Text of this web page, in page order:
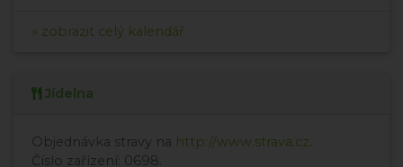
» zobrazit celý kalendář
Jídelna
Objednávka stravy na http://www.strava.cz
Číslo zařízení: 0698.